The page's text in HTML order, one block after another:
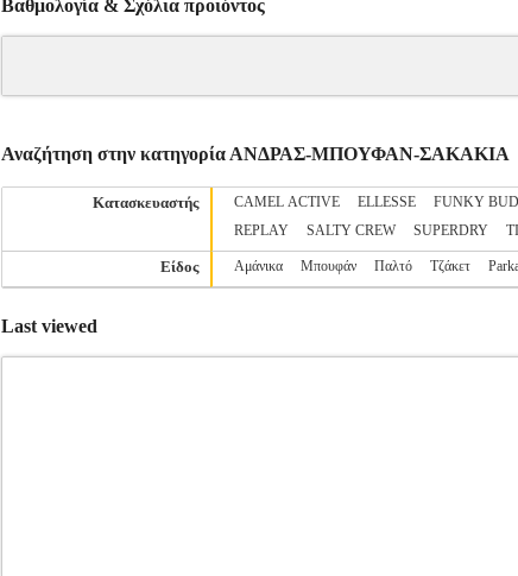
Βαθμολογία & Σχόλια προιόντος
Αναζήτηση στην κατηγορία ΑΝΔΡΑΣ-ΜΠΟΥΦΑΝ-ΣΑΚΑΚΙΑ
Κατασκευαστής CAMEL ACTIVE ELLESSE FUNKY
REPLAY
SALTY CREW SUPERDRY
Είδος Αμάνικα Μπουφάν Παλτό Τζάκετ
Last viewed